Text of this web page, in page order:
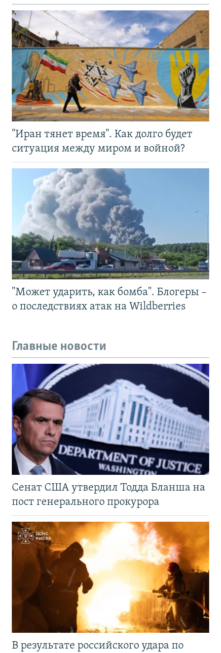
"Иран тянет время". Как долго будет
ситуация между миром и войной?
"Может ударить, как бомба". Блогеры –
о последствиях атак на Wildberries
Главные новости
Сенат США утвердил Тодда Бланша на
пост генерального прокурора
В результате российского удара по